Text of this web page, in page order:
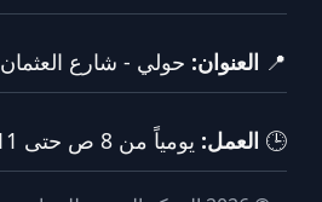
📍 العنوان: حولي - شارع العثمان
🕒 العمل: يومياً من 8 ص حتى 11 م